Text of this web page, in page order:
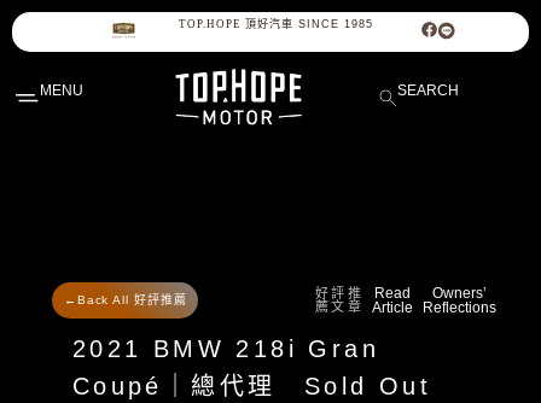
TOP.HOPE 頂好汽車 S NC E 1985
MENU SEARCH
←Back All 好評推薦
好評推
薦文章
Read
Article
Owners’
Reflections
2021 BMW 218i Gran
Coupé｜總代理 Sold Out